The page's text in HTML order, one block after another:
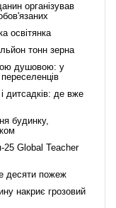
організував
освітянка
тонн зерна
душовою: у
дитсадків: де вже
будинку,
25 Global Teacher
десяти пожеж
накриє грозовий